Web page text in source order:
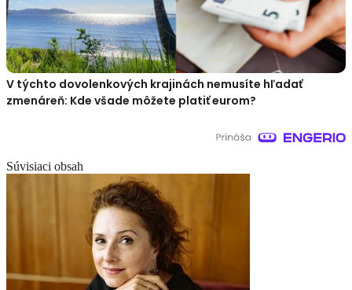
V týchto dovolenkových krajinách nemusíte hľadať
zmenáreň: Kde všade môžete platiť eurom?
Súvisiaci obsah